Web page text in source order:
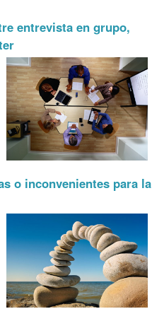
entrevista en grupo,
o inconvenientes para la